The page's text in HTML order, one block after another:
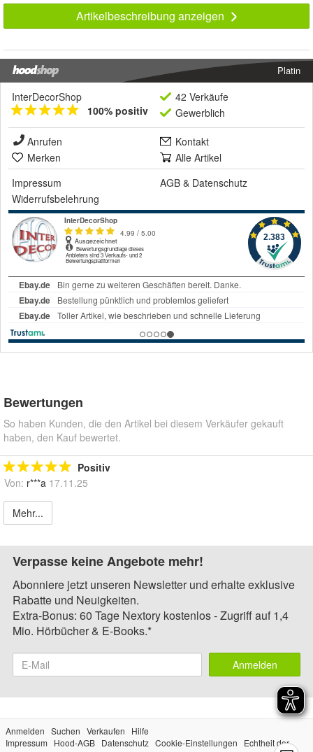
Artikelbeschreibung anzeigen
Platin
InterDecorShop
100% positiv
42 Verkäufe
Gewerblich
Anrufen
Kontakt
Merken
Alle Artikel
Impressum
AGB & Datenschutz
Widerrufsbelehrung
Bewertungen
So haben Kunden, die den Artikel bei diesem Verkäufer gekauft
haben, den Kauf bewertet.
Positiv
Von: r***a 17.11.25
Mehr...
Verpasse keine Angebote mehr!
Abonniere jetzt unseren Newsletter und erhalte exklusive
Rabatte und Neuigkeiten.
Extra-Bonus: 60 Tage Nextory kostenlos - Zugriff auf 1,4
Mio. Hörbücher & E-Books.*
Anmelden
Anmelden Suchen Verkaufen
Hilfe
Impressum
Hood-AGB Datenschutz Cookie-Einstellungen
Echtheit der